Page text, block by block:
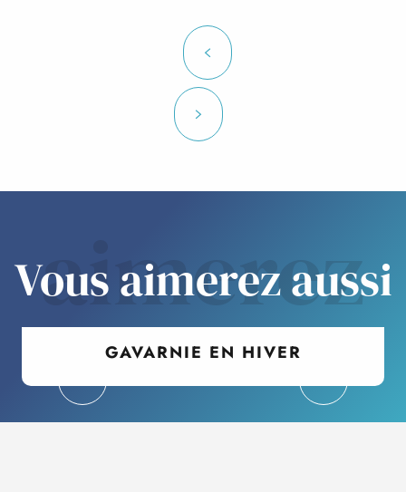
aimerez
Vous aimerez aussi
GAVARNIE EN HIVER